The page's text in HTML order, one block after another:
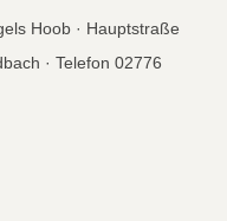
Hoob · Hauptstraße
· Telefon 02776